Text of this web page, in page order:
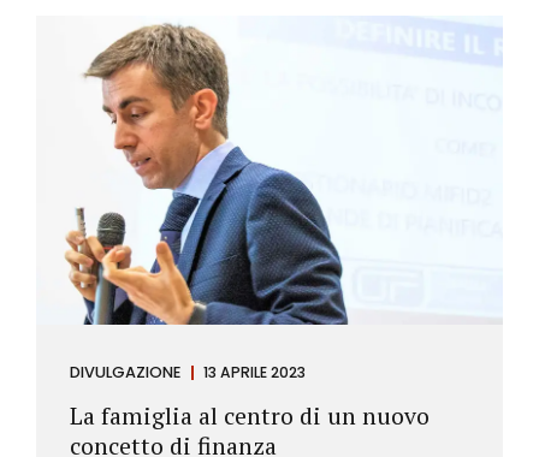
DIVULGAZIONE 13 APRILE 2023
La famiglia al centro di un nuovo
concetto di finanza